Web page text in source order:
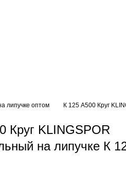
липучке оптом К 125 А500 Круг
Круг KLINGSPOR
на липучке К